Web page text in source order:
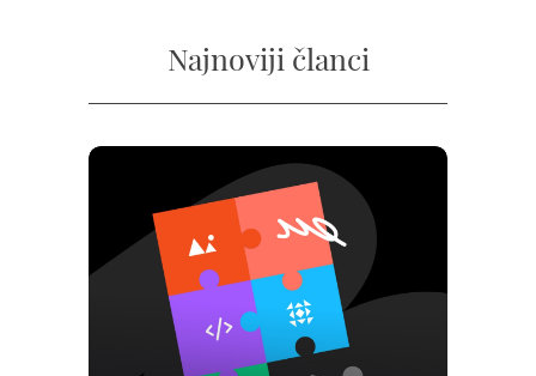
Najnoviji članci